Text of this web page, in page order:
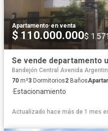
Apartamento·en venta
$ 110.000.000$
Bandejón Central Avenida
70 m²3 Dormitorios2 Baños
·Estacionamiento
Actualizado hace más de 1 mes